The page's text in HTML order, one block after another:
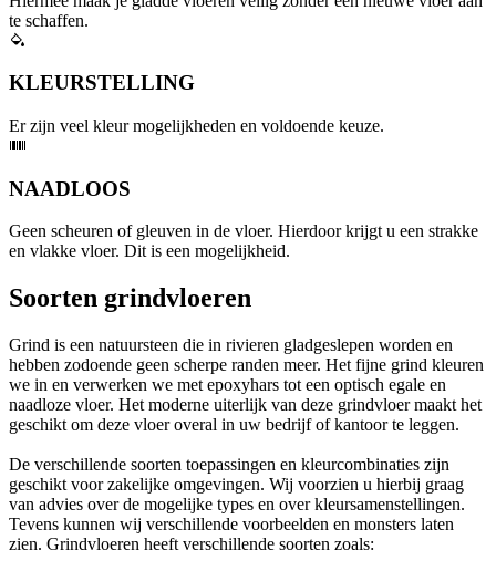
te schaffen.
KLEURSTELLING
Er zijn veel kleur mogelijkheden en voldoende keuze.
NAADLOOS
Geen scheuren of gleuven in de vloer. Hierdoor krijgt u een strakke
en vlakke vloer. Dit is een mogelijkheid.
Soorten grindvloeren
Grind is een natuursteen die in rivieren gladgeslepen worden en
hebben zodoende geen scherpe randen meer. Het fijne grind kleuren
we in en verwerken we met epoxyhars tot een optisch egale en
naadloze vloer. Het moderne uiterlijk van deze grindvloer maakt het
geschikt om deze vloer overal in uw bedrijf of kantoor te leggen.
De verschillende soorten toepassingen en kleurcombinaties zijn
geschikt voor zakelijke omgevingen. Wij voorzien u hierbij graag
van advies over de mogelijke types en over kleursamenstellingen.
Tevens kunnen wij verschillende voorbeelden en monsters laten
zien. Grindvloeren heeft verschillende soorten zoals: